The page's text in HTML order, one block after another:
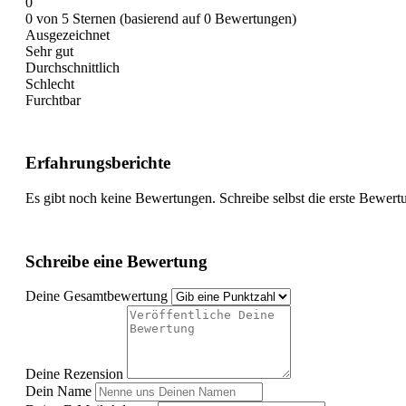
0 von 5 Sternen (basierend auf 0 Bewertungen)
Ausgezeichnet
Sehr gut
Durchschnittlich
Schlecht
Furchtbar
Erfahrungsberichte
Es gibt noch keine Bewertungen. Schreibe selbst die erste
Schreibe eine Bewertung
Deine Gesamtbewertung
Deine Rezension
Dein Name